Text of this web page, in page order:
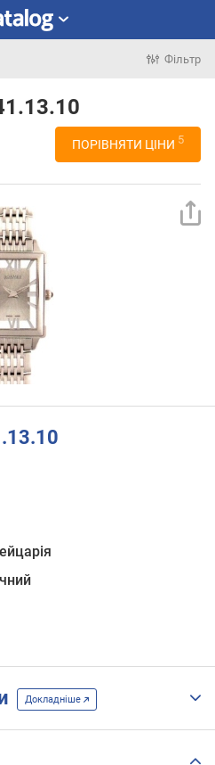
Фільтр
ПОРІВНЯТИ ЦІНИ 5
Докладніше